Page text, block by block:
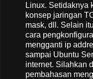
Linux. Setidaknya
konsep jaringan
mask, dll. Selain
cara
mengganti ip
sampai Ubuntu
internet. Silahkan
pembahasan